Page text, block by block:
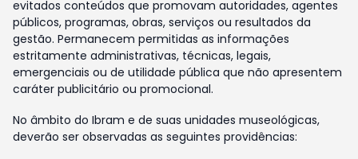
evitados conteúdos que promovam autoridades, agentes
públicos, programas, obras, serviços ou resultados da
gestão. Permanecem permitidas as informações
estritamente administrativas, técnicas, legais,
emergenciais ou de utilidade pública que não apresentem
caráter publicitário ou promocional.
No âmbito do Ibram e de suas unidades museológicas,
deverão ser observadas as seguintes providências: